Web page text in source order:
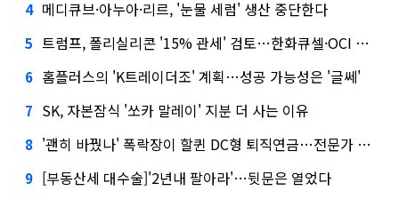
4 메디큐브·아누아·리르, '눈물 세럼' 생산 중단한다
5 트럼프, 폴리실리콘 '15% 관세' 검토…한화큐셀·OCI 영향은?
6 홈플러스의 'K트레이더조' 계획…성공 가능성은 '글쎄'
7 SK, 자본잠식 '쏘카 말레이' 지분 더 사는 이유
8 '괜히 바꿨나' 폭락장이 할퀸 DC형 퇴직연금…전문가 조언은
9 [부동산세 대수술]'2년내 팔아라'…뒷문은 열었다